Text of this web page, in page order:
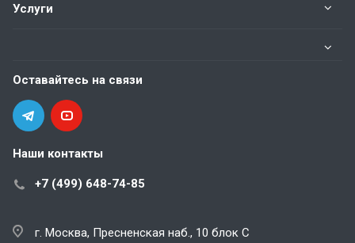
Услуги
Оставайтесь на связи
Наши контакты
+7 (499) 648-74-85
г. Москва, Пресненская наб., 10 блок С